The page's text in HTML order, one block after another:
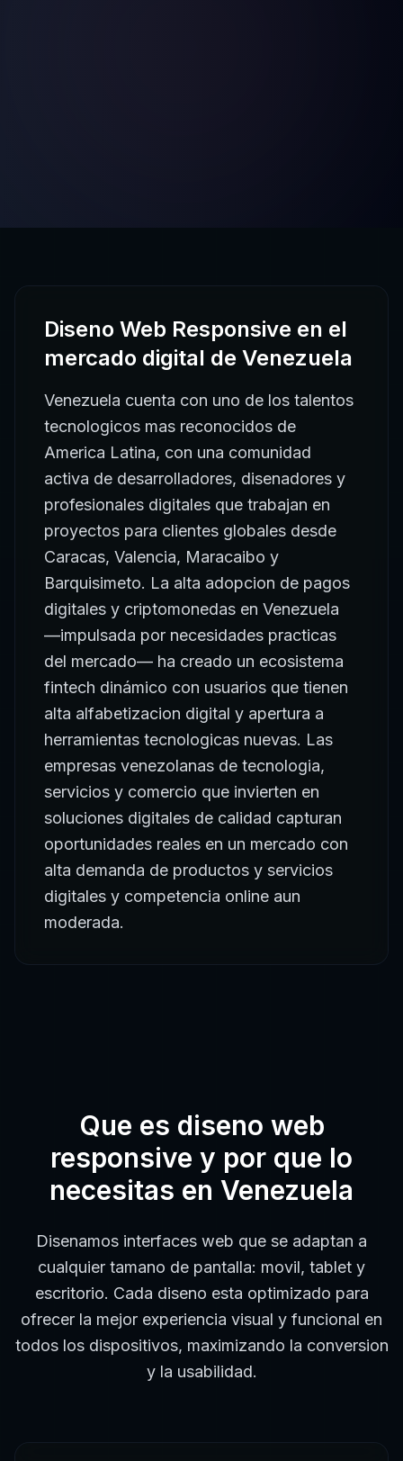
Diseno Web Responsive en el
mercado digital de Venezuela
Venezuela cuenta con uno de los talentos
tecnologicos mas reconocidos de
America Latina, con una comunidad
activa de desarrolladores, disenadores y
profesionales digitales que trabajan en
proyectos para clientes globales desde
Caracas, Valencia, Maracaibo y
Barquisimeto. La alta adopcion de pagos
digitales y criptomonedas en Venezuela
—impulsada por necesidades practicas
del mercado— ha creado un ecosistema
fintech dinámico con usuarios que tienen
alta alfabetizacion digital y apertura a
herramientas tecnologicas nuevas. Las
empresas venezolanas de tecnologia,
servicios y comercio que invierten en
soluciones digitales de calidad capturan
oportunidades reales en un mercado con
alta demanda de productos y servicios
digitales y competencia online aun
moderada.
Que es diseno web
responsive y por que lo
necesitas en Venezuela
Disenamos interfaces web que se adaptan a
cualquier tamano de pantalla: movil, tablet y
escritorio. Cada diseno esta optimizado para
ofrecer la mejor experiencia visual y funcional en
todos los dispositivos, maximizando la conversion
y la usabilidad.